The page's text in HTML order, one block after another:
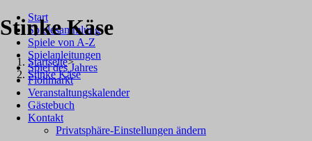
Zum Inhalt springen
Start
Spielesammlung
Spiele von A-Z
Spielanleitungen
Spiel des Jahres
Flohmarkt
Veranstaltungskalender
Gästebuch
Kontakt
Privatsphäre-Einstellungen ändern
Stinke Käse
Startseite>
Stinke Käse
Spieleranzahl
3-6 Spieler